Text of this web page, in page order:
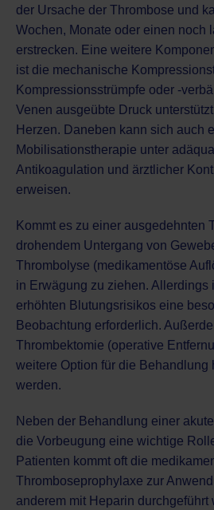
der Ursache der Thrombose und
Wochen, Monate oder einen noch
erstrecken. Eine weitere
ist die mechanische
Kompressionsstrümpfe oder -
Venen ausgeübte Druck
Herzen. Daneben kann sich auch
Mobilisationstherapie unter
Antikoagulation und ärztlicher
erweisen.
Kommt es zu einer ausgedehnten
drohendem Untergang von
Thrombolyse (medikamentöse
in Erwägung zu ziehen. Allerdings
erhöhten Blutungsrisikos eine
Beobachtung erforderlich.
Thrombektomie (operative
weitere Option für die Behandlung
werden.
Neben der Behandlung einer
die Vorbeugung eine wichtige
Patienten kommt oft die
Thromboseprophylaxe zur
anderem mit Heparin durchgeführt